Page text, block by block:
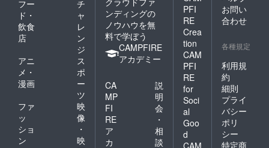
フー
ド・
飲食
店
チ
ャ
レ
ン
ジ
アニ
メ・
漫画
ス
ポ
ー
ツ
ファ
ッ
ショ
ン
映
像
・
映
ンディングの
ノウハウを無
料で学ぼう
CAMPFIRE
アカデミー
CA
MP
FI
RE
ア
カ
説
明
会
・
相
談
PFI
RE
Crea
tion
CAM
PFI
RE
for
Soci
al
Goo
d
お問い
合わせ
各種規定
利用規
約
細則
プライ
バシー
ポリ
シー
特定商